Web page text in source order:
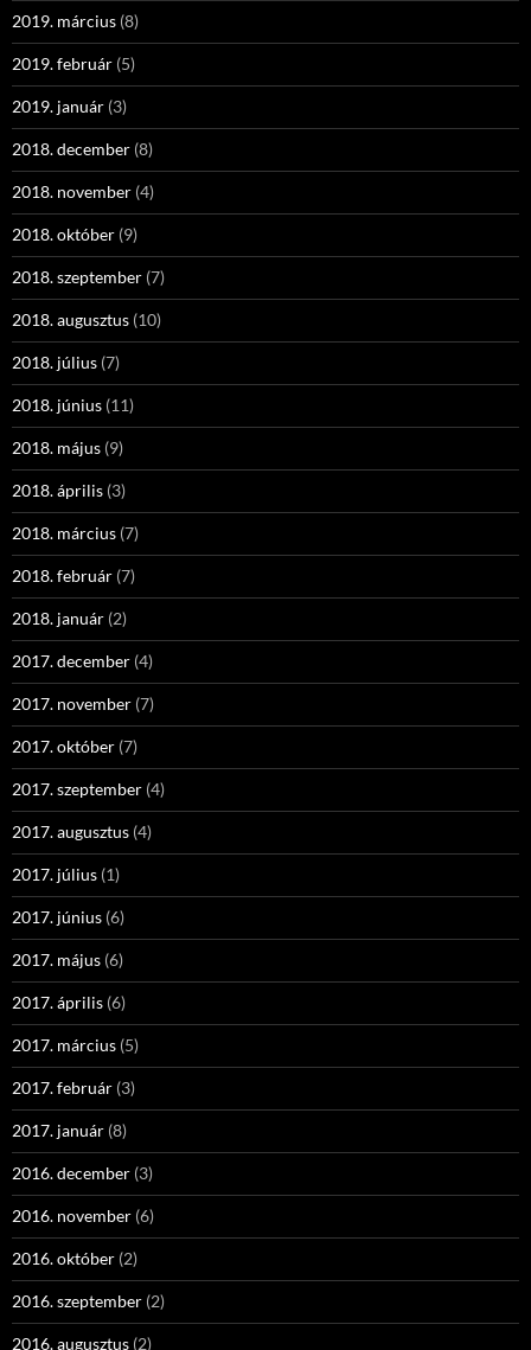
2019. március (8)
2019. február (5)
2019. január (3)
2018. december (8)
2018. november (4)
2018. október (9)
2018. szeptember (7)
2018. augusztus (10)
2018. július (7)
2018. június (11)
2018. május (9)
2018. április (3)
2018. március (7)
2018. február (7)
2018. január (2)
2017. december (4)
2017. november (7)
2017. október (7)
2017. szeptember (4)
2017. augusztus (4)
2017. július (1)
2017. június (6)
2017. május (6)
2017. április (6)
2017. március (5)
2017. február (3)
2017. január (8)
2016. december (3)
2016. november (6)
2016. október (2)
2016. szeptember (2)
2016. augusztus (2)